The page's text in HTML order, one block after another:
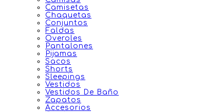
Camisetas
Chaquetas
Conjuntos
Faldas
Overoles
Pantalones
Pijamas
Sacos
Shorts
Sleepings
Vestidos
Vestidos De Baño
Zapatos
Accesorios